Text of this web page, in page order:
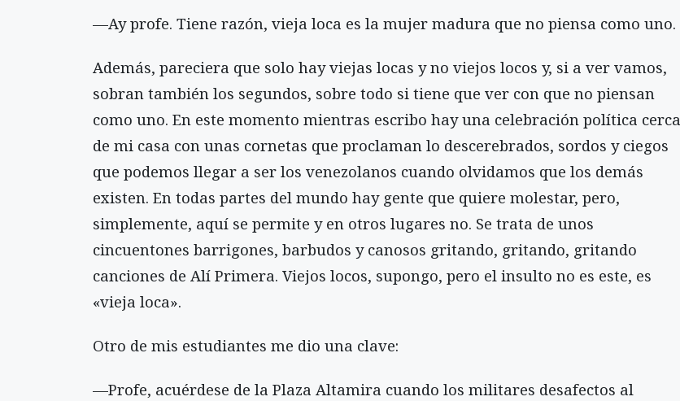
—Ay profe. Tiene razón, vieja loca es la mujer madura que no piensa como uno.
Además, pareciera que solo hay viejas locas y no viejos locos y, si a ver vamos,
sobran también los segundos, sobre todo si tiene que ver con que no piensan
como uno. En este momento mientras escribo hay una celebración política cerca
de mi casa con unas cornetas que proclaman lo descerebrados, sordos y ciegos
que podemos llegar a ser los venezolanos cuando olvidamos que los demás
existen. En todas partes del mundo hay gente que quiere molestar, pero,
simplemente, aquí se permite y en otros lugares no. Se trata de unos
cincuentones barrigones, barbudos y canosos gritando, gritando, gritando
canciones de Alí Primera. Viejos locos, supongo, pero el insulto no es este, es
«vieja loca».
Otro de mis estudiantes me dio una clave:
—Profe, acuérdese de la Plaza Altamira cuando los militares desafectos al